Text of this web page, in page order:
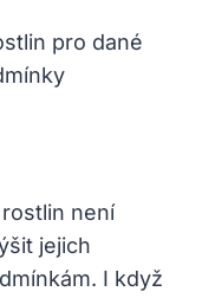
pro dané
není
jejich
I když